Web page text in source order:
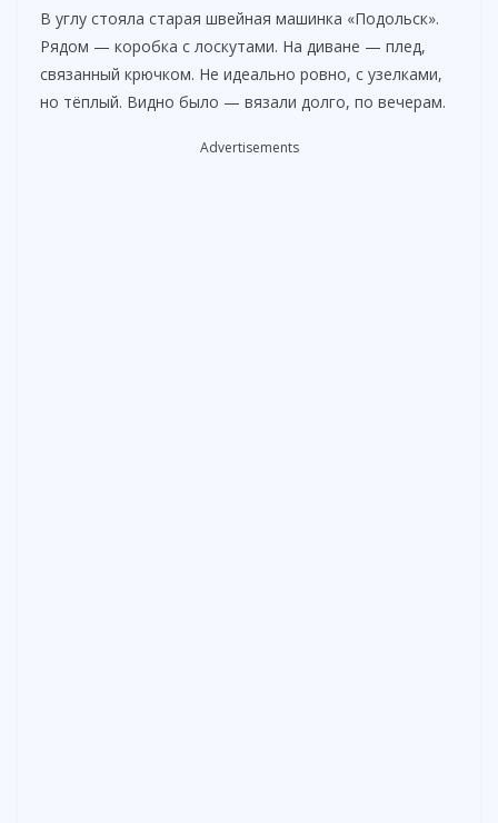
В углу стояла старая швейная машинка «Подольск».
Рядом — коробка с лоскутами. На диване — плед,
связанный крючком. Не идеально ровно, с узелками,
но тёплый. Видно было — вязали долго, по вечерам.
Advertisements